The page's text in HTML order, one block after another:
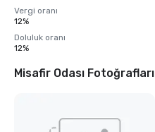
Vergi oranı
12%
Doluluk oranı
12%
Misafir Odası Fotoğrafları